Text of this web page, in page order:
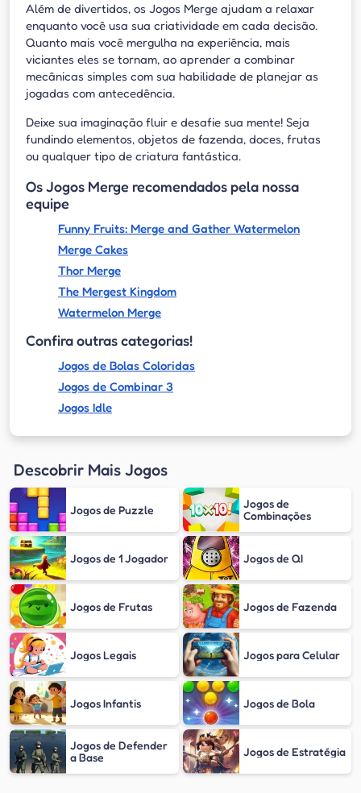
Além de divertidos, os Jogos Merge ajudam a relaxar
enquanto você usa sua criatividade em cada decisão.
Quanto mais você mergulha na experiência, mais
viciantes eles se tornam, ao aprender a combinar
mecânicas simples com sua habilidade de planejar as
jogadas com antecedência.
Deixe sua imaginação fluir e desafie sua mente! Seja
fundindo elementos, objetos de fazenda, doces, frutas
ou qualquer tipo de criatura fantástica.
Os Jogos Merge recomendados pela nossa
equipe
Funny Fruits: Merge and Gather Watermelon
Merge Cakes
Thor Merge
The Mergest Kingdom
Watermelon Merge
Confira outras categorias!
Jogos de Bolas Coloridas
Jogos de Combinar 3
Jogos Idle
Descobrir Mais Jogos
Jogos de Puzzle
Jogos de
Combinações
Jogos de 1 Jogador Jogos de QI
Jogos de Frutas Jogos de Fazenda
Jogos Legais Jogos para Celular
Jogos Infantis Jogos de Bola
Jogos de Defender
a Base
Jogos de Estratégia